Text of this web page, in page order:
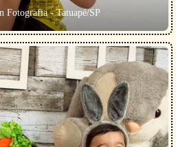
Fotografia - Tatuapé/SP